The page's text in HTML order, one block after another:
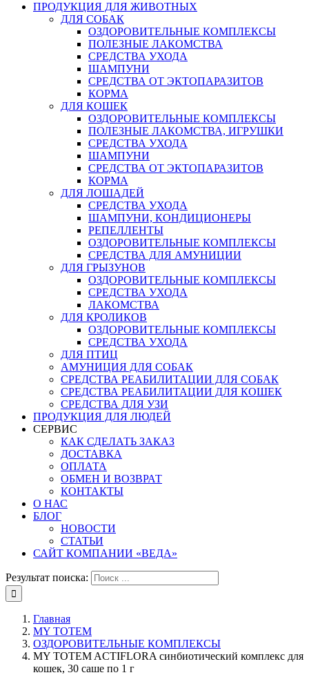
ПРОДУКЦИЯ ДЛЯ ЖИВОТНЫХ
ДЛЯ СОБАК
ОЗДОРОВИТЕЛЬНЫЕ КОМПЛЕКСЫ
ПОЛЕЗНЫЕ ЛАКОМСТВА
СРЕДСТВА УХОДА
ШАМПУНИ
СРЕДСТВА ОТ ЭКТОПАРАЗИТОВ
КОРМА
ДЛЯ КОШЕК
ОЗДОРОВИТЕЛЬНЫЕ КОМПЛЕКСЫ
ПОЛЕЗНЫЕ ЛАКОМСТВА, ИГРУШКИ
СРЕДСТВА УХОДА
ШАМПУНИ
СРЕДСТВА ОТ ЭКТОПАРАЗИТОВ
КОРМА
ДЛЯ ЛОШАДЕЙ
СРЕДСТВА УХОДА
ШАМПУНИ, КОНДИЦИОНЕРЫ
РЕПЕЛЛЕНТЫ
ОЗДОРОВИТЕЛЬНЫЕ КОМПЛЕКСЫ
СРЕДСТВА ДЛЯ АМУНИЦИИ
ДЛЯ ГРЫЗУНОВ
ОЗДОРОВИТЕЛЬНЫЕ КОМПЛЕКСЫ
СРЕДСТВА УХОДА
ЛАКОМСТВА
ДЛЯ КРОЛИКОВ
ОЗДОРОВИТЕЛЬНЫЕ КОМПЛЕКСЫ
СРЕДСТВА УХОДА
ДЛЯ ПТИЦ
АМУНИЦИЯ ДЛЯ СОБАК
СРЕДСТВА РЕАБИЛИТАЦИИ ДЛЯ СОБАК
СРЕДСТВА РЕАБИЛИТАЦИИ ДЛЯ КОШЕК
СРЕДСТВА ДЛЯ УЗИ
ПРОДУКЦИЯ ДЛЯ ЛЮДЕЙ
СЕРВИС
КАК СДЕЛАТЬ ЗАКАЗ
ДОСТАВКА
ОПЛАТА
ОБМЕН И ВОЗВРАТ
КОНТАКТЫ
О НАС
БЛОГ
НОВОСТИ
СТАТЬИ
САЙТ КОМПАНИИ «ВЕДА»
Результат поиска:
Главная
MY TOTEM
ОЗДОРОВИТЕЛЬНЫЕ КОМПЛЕКСЫ
MY TOTEM ACTIFLORA синбиотический комплекс для
кошек, 30 саше по 1 г